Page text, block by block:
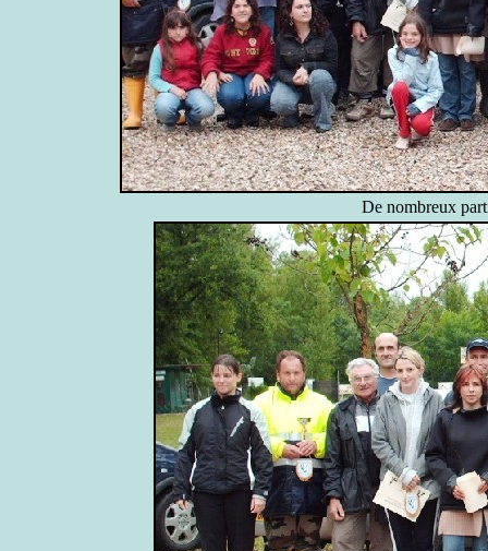
De nombreux